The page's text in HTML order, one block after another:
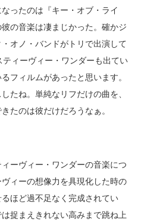
ったのは『キー・オブ・ライ
の音楽は凄まじかった。確かジ
オノ・バンドがトリで出演して
ィーヴィー・ワンダーも出てい
フィルムがあったと思います。
たね。単純なリフだけの曲を、
たのは彼だけだろうなぁ。
ーヴィー・ワンダーの音楽につ
ィーの想像力を具現化した時の
ほど過不足なく完成されてい
捉まえきれない高みまで跳ね上